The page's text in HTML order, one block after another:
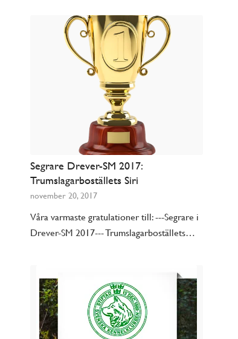
Segrare Drever-SM 2017:
Trumslagarboställets Siri
november 20, 2017
Våra varmaste gratulationer till: ---Segrare i
Drever-SM 2017--- Trumslagarboställets…